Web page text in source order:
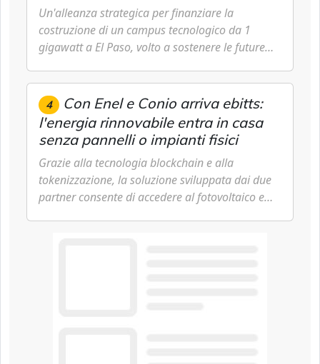
Un'alleanza strategica per finanziare la
costruzione di un campus tecnologico da 1
gigawatt a El Paso, volto a sostenere le future
artificiale dell'azienda di Mark Zuckerberg.
4 Con Enel e Conio arriva ebitts:
l'energia rinnovabile entra in casa
senza pannelli o impianti fisici
Grazie alla tecnologia blockchain e alla
tokenizzazione, la soluzione sviluppata dai due
partner consente di accedere al fotovoltaico e